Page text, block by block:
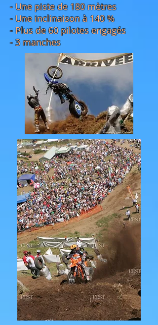
- Une piste de 180 mètres
- Une inclinaison à 140 %
- Plus de 60 pilotes engagés
- 3 manches